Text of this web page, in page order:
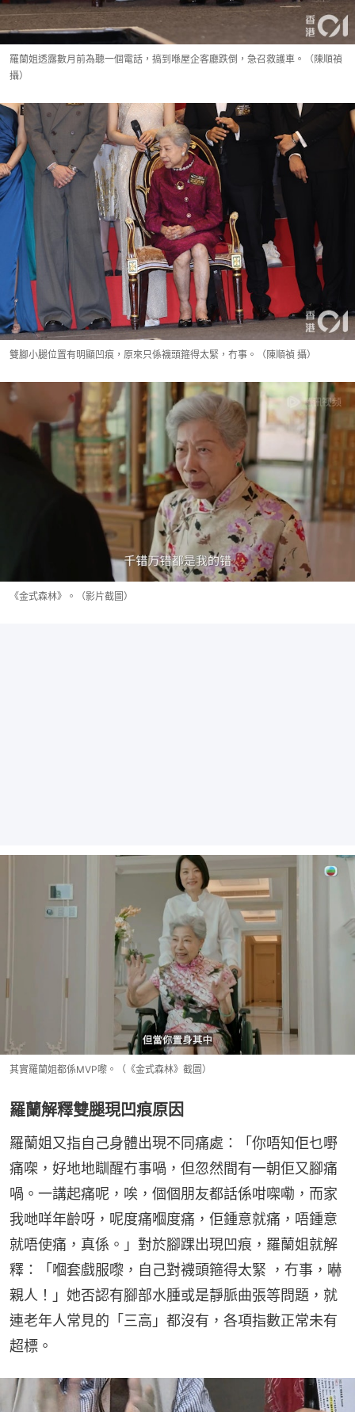
羅蘭姐透露數月前為聽一個電話，搞到喺屋企客廳跌倒，急召救護車。（陳順禎
攝）
雙腳小腿位置有明顯凹痕，原來只係襪頭箍得太緊，冇事。（陳順禎 攝）
《金式森林》。（影片截圖）
其實羅蘭姐都係MVP嚟。（《金式森林》截圖）
羅蘭解釋雙腿現凹痕原因
羅蘭姐又指自己身體出現不同痛處：「你唔知佢乜嘢
痛㗎，好地地瞓醒冇事喎，但忽然間有一朝佢又腳痛
喎。一講起痛呢，唉，個個朋友都話係咁㗎嘞，而家
我哋咩年齡呀，呢度痛嗰度痛，佢鍾意就痛，唔鍾意
就唔使痛，真係。」對於腳踝出現凹痕，羅蘭姐就解
釋：「嗰套戲服嚟，自己對襪頭箍得太緊 ，冇事，嚇
親人！」她否認有腳部水腫或是靜脈曲張等問題，就
連老年人常見的「三高」都沒有，各項指數正常未有
超標。